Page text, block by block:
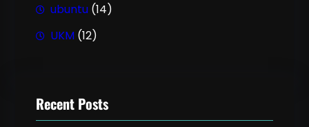
ubuntu (14)
UKM (12)
Recent Posts